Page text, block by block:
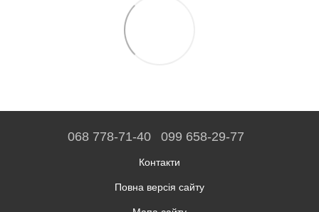
068 778-71-40 099 658-29-77
Контакти
Повна версія сайту